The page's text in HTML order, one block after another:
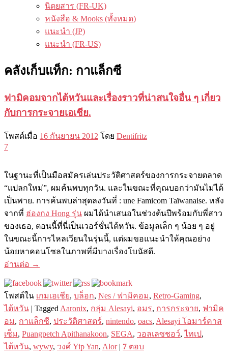
นิตยสาร (FR-UK)
หนังสือ & Mooks (ทั้งหมด)
แนะนำ (JP)
แนะนำ (FR-US)
คลังเก็บแท็ก: กาแล็กซี
ฟามิคอมจากไต้หวันและเรื่องราวที่น่าสนใจอื่น ๆ เกี่ยว
กับการกระจายเอเชีย.
โพสต์เมื่อ 16 กันยายน 2012 โดย Dentifritz
7
ในฐานะที่เป็นมือสมัครเล่นประวัติศาสตร์ของการกระจายตลาด
“แปลกใหม่”, ผมค้นพบทุกวัน. และในขณะที่คุณบอกว่ามันไม่ได้
เป็นพาย. การค้นพบล่าสุดลงวันที่ : une Famicom Taïwanaise. หลัง
จากที่ ฮ่องกง Hong รุ่น ผมได้นำเสนอในช่วงต้นปีพร้อมกับพี่สาว
ของเธอ, ตอนนี้ที่นี่เป็นเวอร์ชั่นไต้หวัน. ข้อมูลเล็ก ๆ น้อย ๆ อยู่
ในขณะนี้การไหลเวียนในรุ่นนี้, แต่ผมขอแนะนำให้คุณอย่าง
น้อยหาคอนโซลในภาพที่มีบางเรื่องโบนัสดี.
อ่านต่อ →
โพสต์ใน เกมเอเชีย, บล็อก, Nes / ฟามิคอม, Retro-Gaming,
ไต้หวัน | Tagged Aaronix, กลุ่ม Alesayi, อมร, การกระจาย, ฟามิค
อม, กาแล็กซี, ประวัติศาสตร์, nintendo, oacs, Alesayi โอมาร์คาส
เซ็ม, Puangpetch Apithanakoon, SEGA, วอลเลซชอว์,ไทเป,
ไต้หวัน, wywy, วงศ์ Yip Yan, Alor | 7 ตอบ